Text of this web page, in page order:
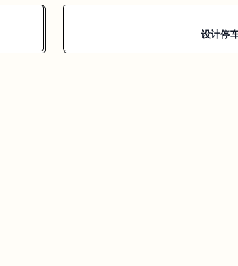
设计停